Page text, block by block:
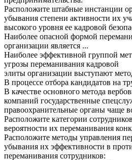
Расположите штабные инстанции
убывания степени активности их
высокого уровня ее кадровой
Наиболее опасной формой
организации является ...
Наиболее эффективной группой
угрозы переманивания кадровой
элиты организации выступают
В процессе отбора кандидатов на
В качестве основного метода
компаний государственные
правоохранительные органы чаще
Расположите категории
вероятности их переманивания
Расположите методы управления
убывания их эффективности в
переманивания сотрудников: